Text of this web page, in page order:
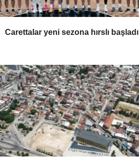
Carettalar yeni sezona hırslı başladı